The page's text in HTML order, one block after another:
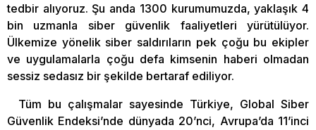
tedbir alıyoruz. Şu anda 1300 kurumumuzda, yaklaşık 4
bin uzmanla siber güvenlik faaliyetleri yürütülüyor.
Ülkemize yönelik siber saldırıların pek çoğu bu ekipler
ve uygulamalarla çoğu defa kimsenin haberi olmadan
sessiz sedasız bir şekilde bertaraf ediliyor.
Tüm bu çalışmalar sayesinde Türkiye, Global Siber
Güvenlik Endeksi’nde dünyada 20’nci, Avrupa’da 11’inci